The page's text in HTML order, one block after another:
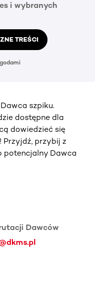
i wybranych
TREŚCI
szpiku.
dostępne dla
dowiedzieć się
przybij z
potencjalny Dawca
Dawców